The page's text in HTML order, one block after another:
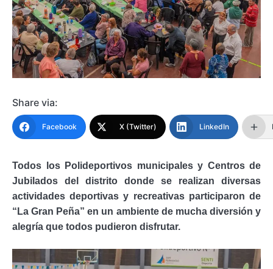
Share via:
Facebook X (Twitter) LinkedIn
Todos los Polideportivos municipales y Centros de
Jubilados del distrito donde se realizan diversas
actividades deportivas y recreativasparticiparon de
“La Gran Peña”en un ambiente de mucha diversión y
alegría que todos pudieron disfrutar.